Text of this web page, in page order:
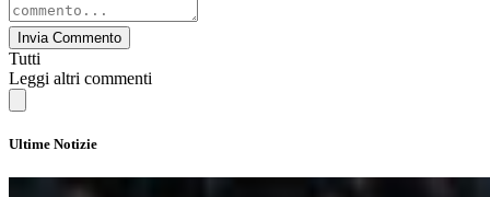
Invia Commento
Tutti
Leggi altri commenti
Ultime Notizie